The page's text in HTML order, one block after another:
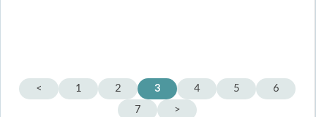
< 1 2 3 4 5
6
7
>